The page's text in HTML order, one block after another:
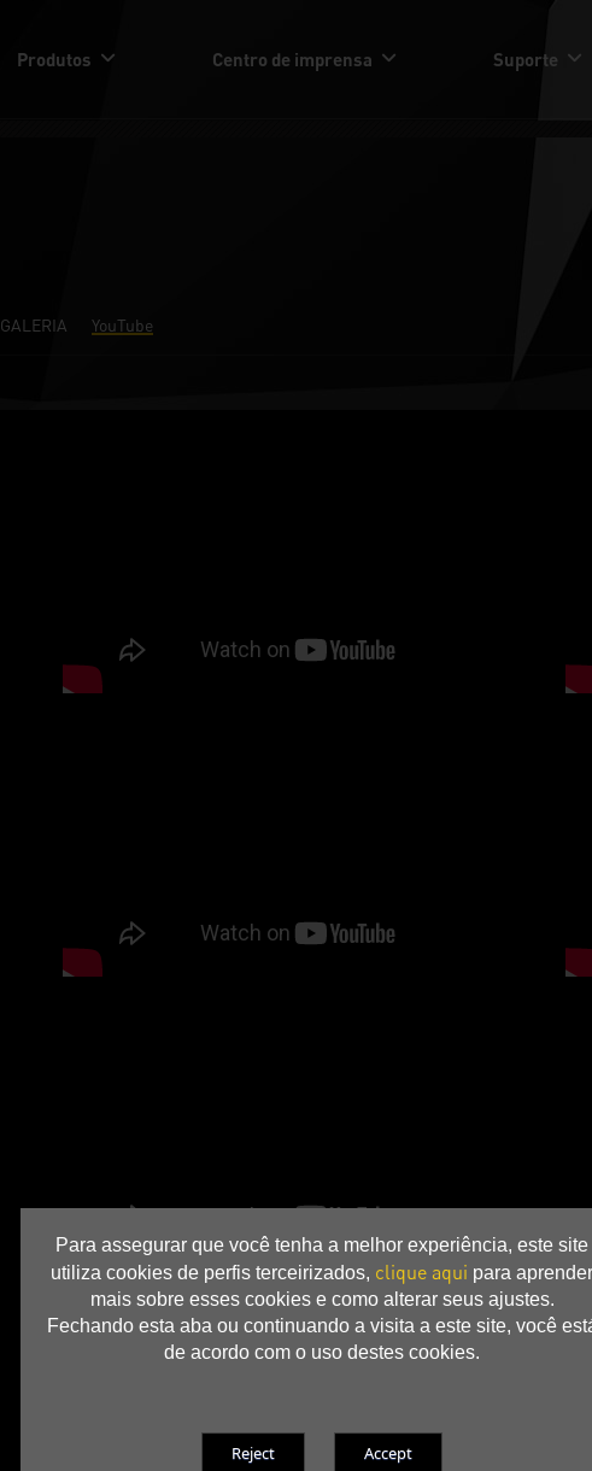
Para assegurar que você tenha a melhor experiência, este site
utiliza cookies de perfis terceirizados, clique aqui para aprender
mais sobre esses cookies e como alterar seus ajustes.
Fechando esta aba ou continuando a visita a este site, você
de acordo com o uso destes cookies.
Produtos Centro de imprensa Suporte
GALERIA YouTube